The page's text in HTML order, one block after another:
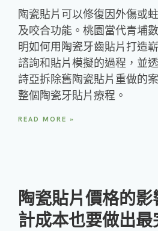
陶瓷貼片可以修復因外傷或
及咬合功能。桃園當代青埔
明如何用陶瓷牙齒貼片打造
諮詢和貼片模擬的過程，並
詩亞拆除舊陶瓷貼片重做的
整個陶瓷牙貼片療程。
READ MORE »
陶瓷貼片價格的
計成本也要做出最